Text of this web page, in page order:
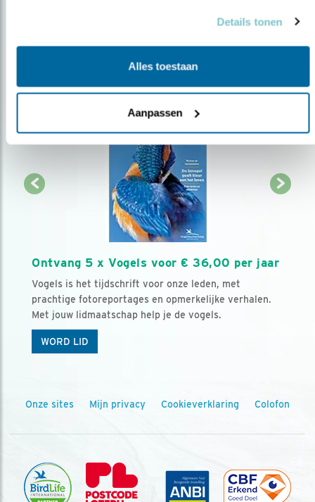
Details tonen
Alles toestaan
Aanpassen
Ontvang 5 x Vogels voor € 36,00 per jaar
Vogels is het tijdschrift voor onze leden, met
prachtige fotoreportages en opmerkelijke verhalen.
Met jouw lidmaatschap help je de vogels.
WORD LID
Onze sites Mijn privacy Cookieverklaring Colofon